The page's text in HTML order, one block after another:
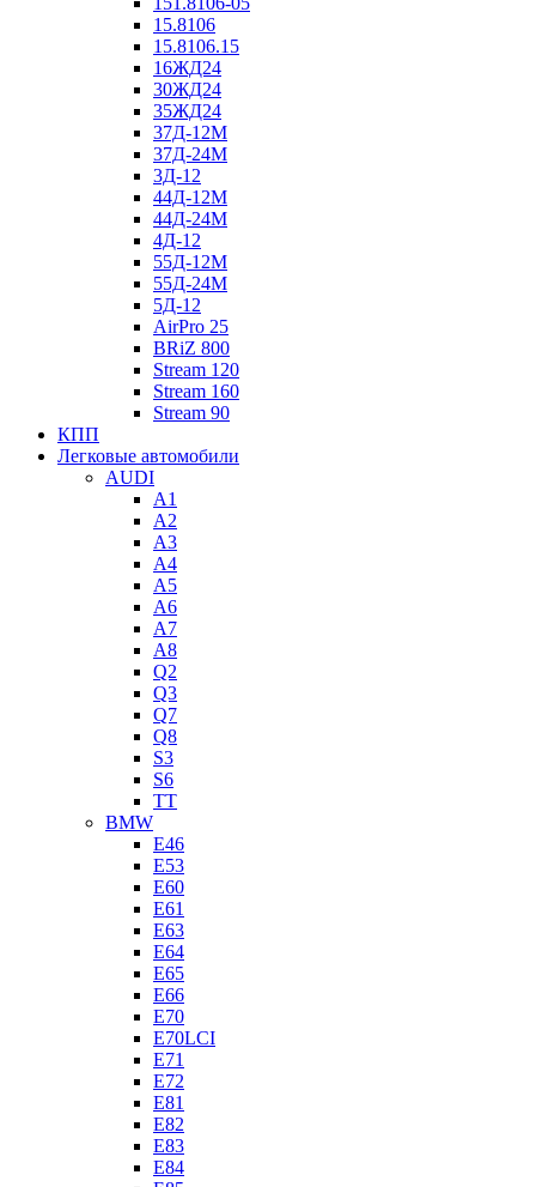
15.8106
15.8106.15
16ЖД24
30ЖД24
35ЖД24
37Д-12М
37Д-24М
3Д-12
44Д-12М
44Д-24М
4Д-12
55Д-12М
55Д-24М
5Д-12
AirPro 25
BRiZ 800
Stream 120
Stream 160
Stream 90
КПП
Легковые автомобили
AUDI
A1
A2
A3
A4
A5
A6
A7
A8
Q2
Q3
Q7
Q8
S3
S6
TT
BMW
E46
E53
E60
E61
E63
E64
E65
E66
E70
E70LCI
E71
E72
E81
E82
E83
E84